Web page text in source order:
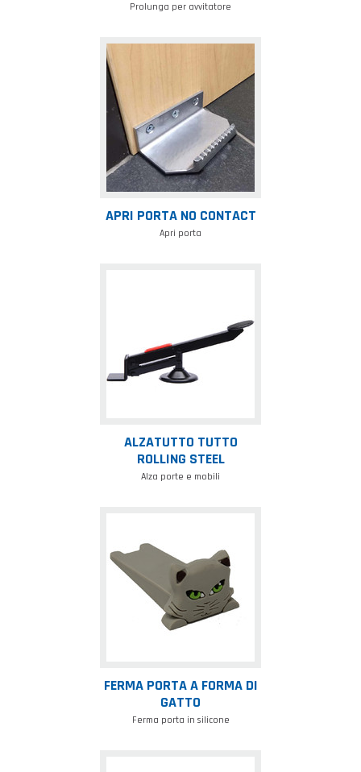
Prolunga per avvitatore
contact
APRI PORTA NO CONTACT
Apri porta
ALZATUTTO TUTTO
ROLLING STEEL
Alza porte e mobili
forma
di
gatto
FERMA PORTA A FORMA DI
GATTO
Ferma porta in silicone